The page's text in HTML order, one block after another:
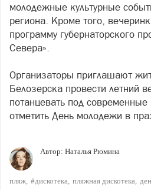
молодежные культурные
региона. Кроме того,
программу губернаторского
Севера».
Организаторы приглашают
Белозерска провести летний
потанцевать под
отметить День молодежи в
Автор: Наталья Рюмина
пляж #дискотека пляжная дискотека